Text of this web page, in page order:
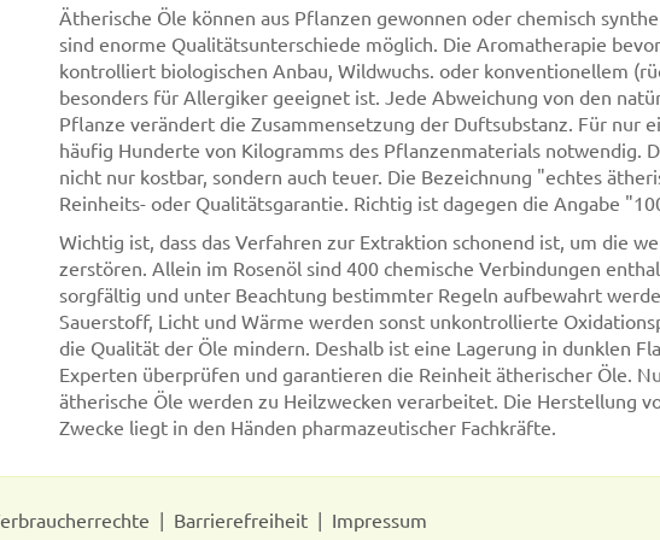
Ätherische Öle können aus Pflanzen gewonnen oder chemisch
sind enorme Qualitätsunterschiede möglich. Die Aromatherapie
kontrolliert biologischen Anbau, Wildwuchs. oder konventionellem
besonders für Allergiker geeignet ist. Jede Abweichung von den
Pflanze verändert die Zusammensetzung der Duftsubstanz. Für nur
häufig Hunderte von Kilogramms des Pflanzenmaterials notwendig.
nicht nur kostbar, sondern auch teuer. Die Bezeichnung "echtes
Reinheits- oder Qualitätsgarantie. Richtig ist dagegen die Angabe
Wichtig ist, dass das Verfahren zur Extraktion schonend ist, um die
zerstören. Allein im Rosenöl sind 400 chemische Verbindungen
sorgfältig und unter Beachtung bestimmter Regeln aufbewahrt
Sauerstoff, Licht und Wärme werden sonst unkontrollierte
die Qualität der Öle mindern. Deshalb ist eine Lagerung in dunklen
Experten überprüfen und garantieren die Reinheit ätherischer Öle.
ätherische Öle werden zu Heilzwecken verarbeitet. Die Herstellung
Zwecke liegt in den Händen pharmazeutischer Fachkräfte.
Barrierefreiheit Impressum